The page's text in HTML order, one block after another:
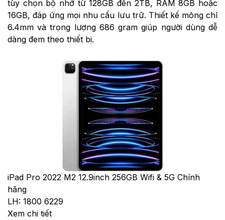
tùy chọn bộ nhớ từ 128GB đến 2TB, RAM 8GB hoặc
16GB, đáp ứng mọi nhu cầu lưu trữ. Thiết kế mỏng chỉ
6.4mm và trọng lượng 686 gram giúp người dùng dễ
dàng đem theo thiết bị.
iPad Pro 2022 M2 12.9inch 256GB Wifi & 5G Chính
hãng
LH: 1800 6229
Xem chi tiết